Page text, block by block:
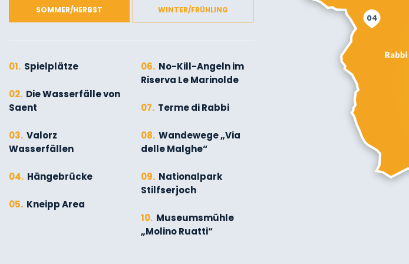
SOMMER/HERBST WINTER/FRÜHLING
01. Spielplätze
02. Die Wasserfälle von
Saent
03. Valorz
Wasserfällen
04. Hängebrücke
05. Kneipp Area
06. No-Kill-Angeln im
Riserva Le Marinolde
07. Terme di Rabbi
08. Wandewege „Via
delle Malghe“
09. Nationalpark
Stilfserjoch
10. Museumsmühle
„Molino Ruatti“
04